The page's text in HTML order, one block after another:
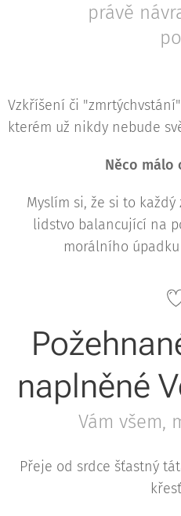
právě
Vzkříšení či
kterém už nikdy nebude
Něco málo
Myslím si, že si to
lidstvo balancující na
morálního
naplněné
Vám všem,
Přeje od srdce šťastný